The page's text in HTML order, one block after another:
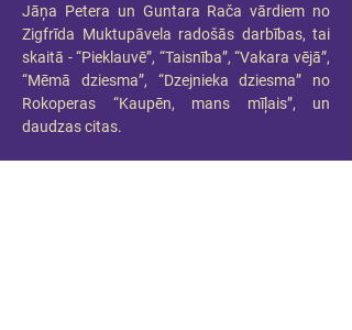
Jāņa Petera un Guntara Rača vārdiem no
Zigfrīda Muktupāvela radošās darbības, tai
skaitā - “Pieklauvē”, “Taisnība”, “Vakara vējā”,
“Mēmā dziesma”, “Dzejnieka dziesma” no
Rokoperas “Kaupēn, mans mīļais”, un
daudzas citas.